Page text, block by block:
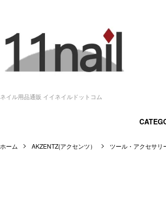
ネイル用品通販 イイネイルドットコム
ホーム AKZENTZ(アクセンツ） ツール・アクセサリ